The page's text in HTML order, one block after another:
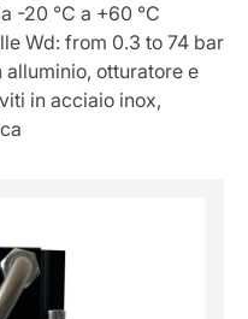
-20 °C a +60 °C
Wd: from 0.3 to 74 bar
otturatore e
in acciaio inox,